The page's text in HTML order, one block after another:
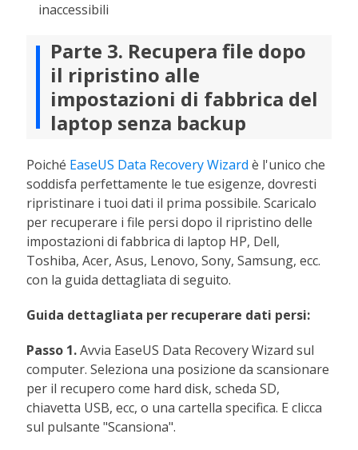
inaccessibili
Parte 3. Recupera file dopo
il ripristino alle
impostazioni di fabbrica del
laptop senza backup
Poiché EaseUS Data Recovery Wizard è l'unico che
soddisfa perfettamente le tue esigenze, dovresti
ripristinare i tuoi dati il prima possibile. Scaricalo
per recuperare i file persi dopo il ripristino delle
impostazioni di fabbrica di laptop HP, Dell,
Toshiba, Acer, Asus, Lenovo, Sony, Samsung, ecc.
con la guida dettagliata di seguito.
Guida dettagliata per recuperare dati persi:
Passo 1.Avvia EaseUS Data Recovery Wizard sul
computer. Seleziona una posizione da scansionare
per il recupero come hard disk, scheda SD,
chiavetta USB, ecc, o una cartella specifica. E clicca
sul pulsante "Scansiona".